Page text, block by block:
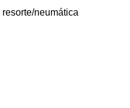
resorte/neumática